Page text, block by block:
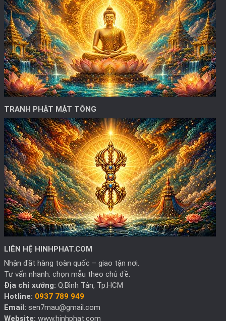
TRANH PHẬT MẬT TÔNG
LIÊN HỆ HINHPHAT.COM
Nhận đặt hàng toàn quốc – giao tận nơi.
Tư vấn nhanh: chọn mẫu theo chủ đề.
Địa chỉ xưởng: Q.Bình Tân, Tp.HCM
Hotline: 0937 789 949
Email: sen7mau@gmail.com
Website: www.hinhphat.com